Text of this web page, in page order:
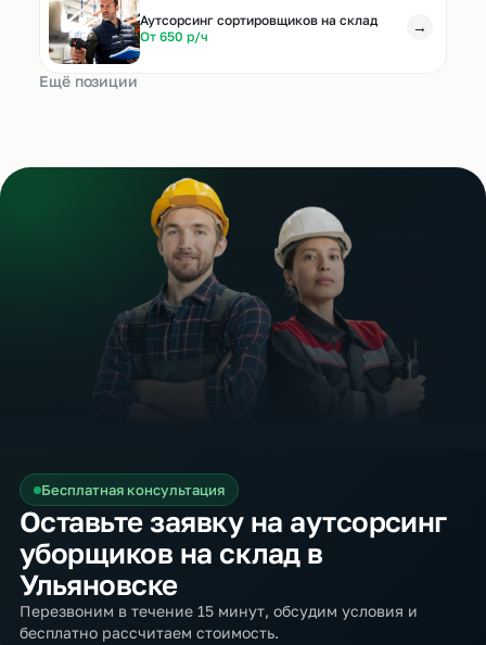
Аутсорсинг сортировщиков на склад
От 650 р/ч
→
Ещё позиции
Бесплатная консультация
Оставьте заявку на аутсорсинг
уборщиков на склад в
Ульяновске
Перезвоним в течение 15 минут, обсудим условия и
бесплатно рассчитаем стоимость.